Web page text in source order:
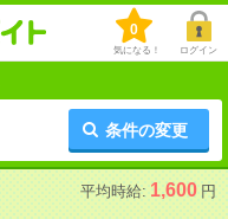
0
気になる！ ログイン
条件の変更
平均時給: 1,600 円